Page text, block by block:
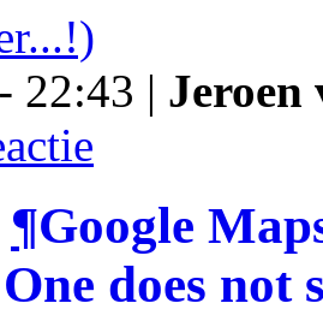
22:43 | Jeroen
¶Google
does